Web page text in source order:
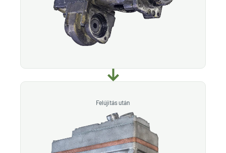
Felújítás után